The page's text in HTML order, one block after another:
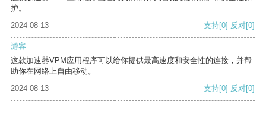
护。
2024-08-13
支持[0] 反对[0]
游客
这款加速器VPM应用程序可以给你提供最高速度和安全性的连接，并帮
助你在网络上自由移动。
2024-08-13
支持[0] 反对[0]